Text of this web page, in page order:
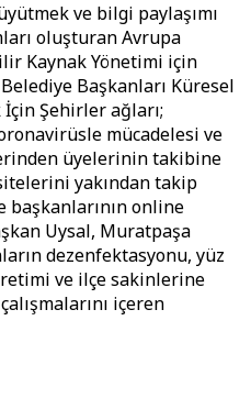
ve bilgi paylaşımı
oluşturan Avrupa
Kaynak Yönetimi için
Başkanları Küresel
Şehirler ağları;
mücadelesi ve
üyelerinin takibine
yakından takip
başkanlarının online
Uysal, Muratpaşa
dezenfektasyonu, yüz
ve ilçe sakinlerine
içeren